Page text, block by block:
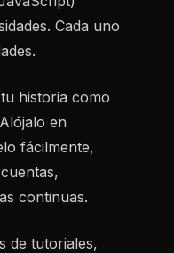
Cada uno
historia como
en
fácilmente,
continuas.
de tutoriales,